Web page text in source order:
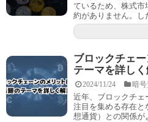
ているため、株式市
約がありません。し
ブロックチェ
テーマを詳し
2024/11/24 暗
近年、ブロックチェ
注目を集める存在と
想通貨）との関係が